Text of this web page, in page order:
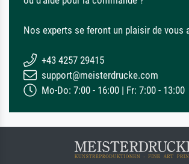
Nos experts se feront un plaisir de vous
+43 4257 29415
support@meisterdrucke.com
Mo-Do: 7:00 - 16:00 | Fr: 7:00 - 13:00